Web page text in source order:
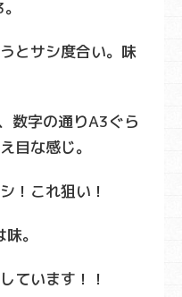
とサシ度合い。味
数字の通りA3ぐら
目な感じ。
！これ狙い！
。
ています！！